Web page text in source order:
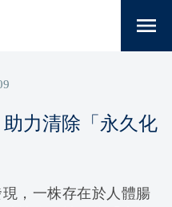
menu
力清除「永久化
，一株存在於人體腸